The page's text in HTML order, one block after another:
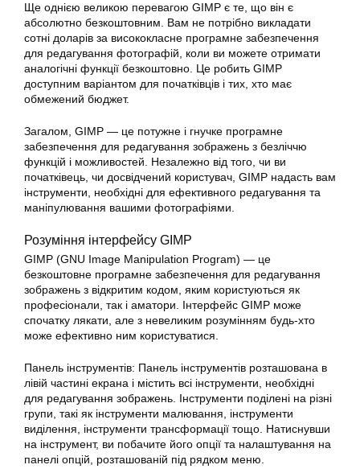
Ще однією великою перевагою GIMP є те, що він є
абсолютно безкоштовним. Вам не потрібно викладати
сотні доларів за висококласне програмне забезпечення
для редагування фотографій, коли ви можете отримати
аналогічні функції безкоштовно. Це робить GIMP
доступним варіантом для початківців і тих, хто має
обмежений бюджет.
Загалом, GIMP — це потужне і гнучке програмне
забезпечення для редагування зображень з безліччю
функцій і можливостей. Незалежно від того, чи ви
початківець, чи досвідчений користувач, GIMP надасть вам
інструменти, необхідні для ефективного редагування та
маніпулювання вашими фотографіями.
Розуміння інтерфейсу GIMP
GIMP (GNU Image Manipulation Program) — це
безкоштовне програмне забезпечення для редагування
зображень з відкритим кодом, яким користуються як
професіонали, так і аматори. Інтерфейс GIMP може
спочатку лякати, але з невеликим розумінням будь-хто
може ефективно ним користуватися.
Панель інструментів: Панель інструментів розташована в
лівій частині екрана і містить всі інструменти, необхідні
для редагування зображень. Інструменти поділені на різні
групи, такі як інструменти малювання, інструменти
виділення, інструменти трансформації тощо. Натиснувши
на інструмент, ви побачите його опції та налаштування на
панелі опцій, розташованій під рядком меню.